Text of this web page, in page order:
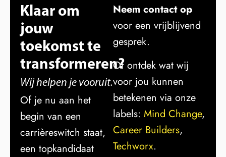
Klaar om
jouw
toekomst te
transformeren?
Wij helpen je vooruit.
Of je nu aan het
begin van een
carrièreswitch staat,
een topkandidaat
Neem contact op
voor een vrijblijvend
gesprek.
Of ontdek wat wij
voor jou kunnen
betekenen via onze
labels: Mind Change,
Career Builders,
Techworx.